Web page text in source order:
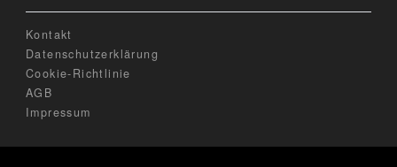
Kontakt
Datenschutzerklärung
Cookie-Richtlinie
AGB
Impressum